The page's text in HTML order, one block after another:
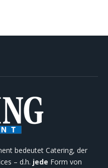
bedeutet Catering, der
– d.h. jede Form von